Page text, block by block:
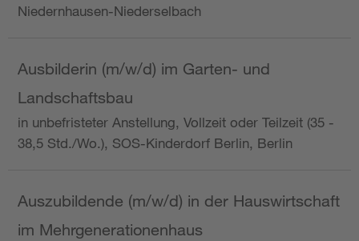
Niedernhausen-Niederselbach
Ausbilderin (m/w/d) im Garten- und
Landschaftsbau
in unbefristeter Anstellung, Vollzeit oder Teilzeit (35 -
38,5 Std./Wo.), SOS-Kinderdorf Berlin, Berlin
Auszubildende (m/w/d) in der Hauswirtschaft
im Mehrgenerationenhaus